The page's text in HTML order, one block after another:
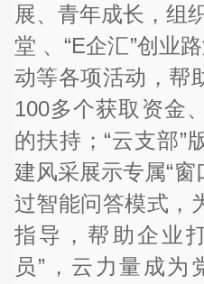
展、青年成长，组
堂 、“E企汇”创业
动等各项活动，帮
100多个获取资金
的扶持；“云支部”
建风采展示专属“窗
过智能问答模式，
指导，帮助企业
员”，云力量成为